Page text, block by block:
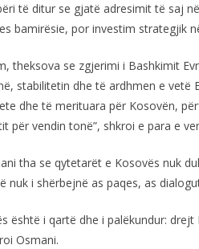
të ditur se gjatë adresimit të saj
bamirësie, por investim strategjik
theksova se zgjerimi i Bashkimit
stabilitetin dhe të ardhmen e vetë
dhe të merituara për Kosovën,
për vendin tonë”, shkroi e para e
tha se qytetarët e Kosovës nuk
nuk i shërbejnë as paqes, as
është i qartë dhe i palëkundur:
Osmani.